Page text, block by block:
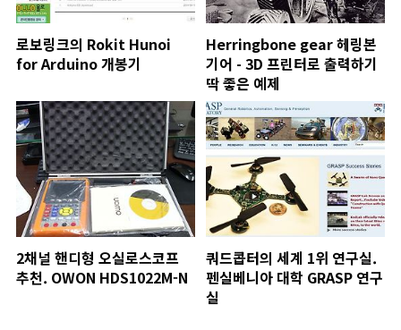
로보링크의 Rokit Hunoi
for Arduino 개봉기
Herringbone gear 헤링본
기어 - 3D 프린터로 출력하기
딱 좋은 예제
2채널 핸디형 오실로스코프
추천. OWON HDS1022M-N
쿼드콥터의 세계 1위 연구실.
펜실베니아 대학 GRASP 연구
실